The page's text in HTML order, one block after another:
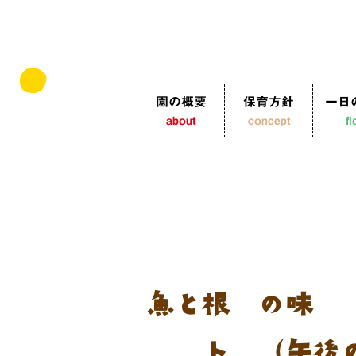
園の概要
about
保育方針
concept
一日
魚と根菜の味